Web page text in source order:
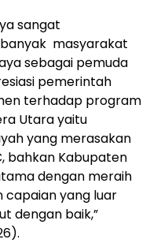
sangat
masyarakat
sebagai pemuda
pemerintah
terhadap program
Utara yaitu
yang merasakan
bahkan Kabupaten
dengan meraih
capaian yang luar
dengan baik,”